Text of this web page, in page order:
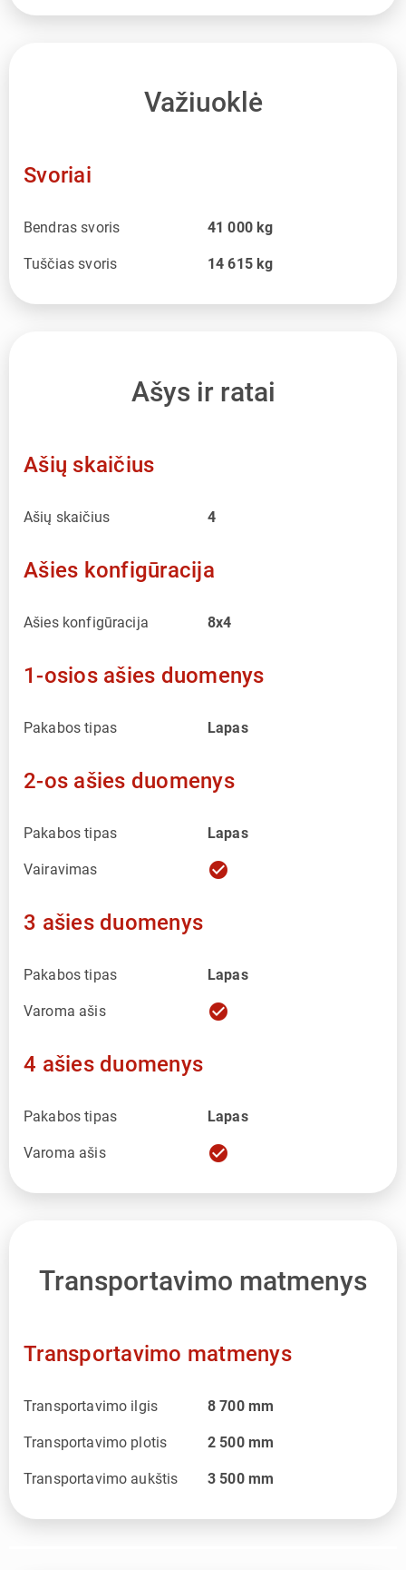
Važiuoklė
Svoriai
Bendras svoris 41 000 kg
Tuščias svoris 14 615 kg
Ašys ir ratai
Ašių skaičius
Ašių skaičius 4
Ašies konfigūracija
Ašies konfigūracija 8x4
1-osios ašies duomenys
Pakabos tipas Lapas
2-os ašies duomenys
Pakabos tipas Lapas
Vairavimas check_circle
3 ašies duomenys
Pakabos tipas Lapas
Varoma ašis check_circle
4 ašies duomenys
Pakabos tipas Lapas
Varoma ašis check_circle
Transportavimo matmenys
Transportavimo matmenys
Transportavimo ilgis 8 700 mm
Transportavimo plotis 2 500 mm
Transportavimo aukštis 3 500 mm